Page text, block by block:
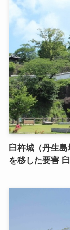
臼杵城（丹生
を移した要害